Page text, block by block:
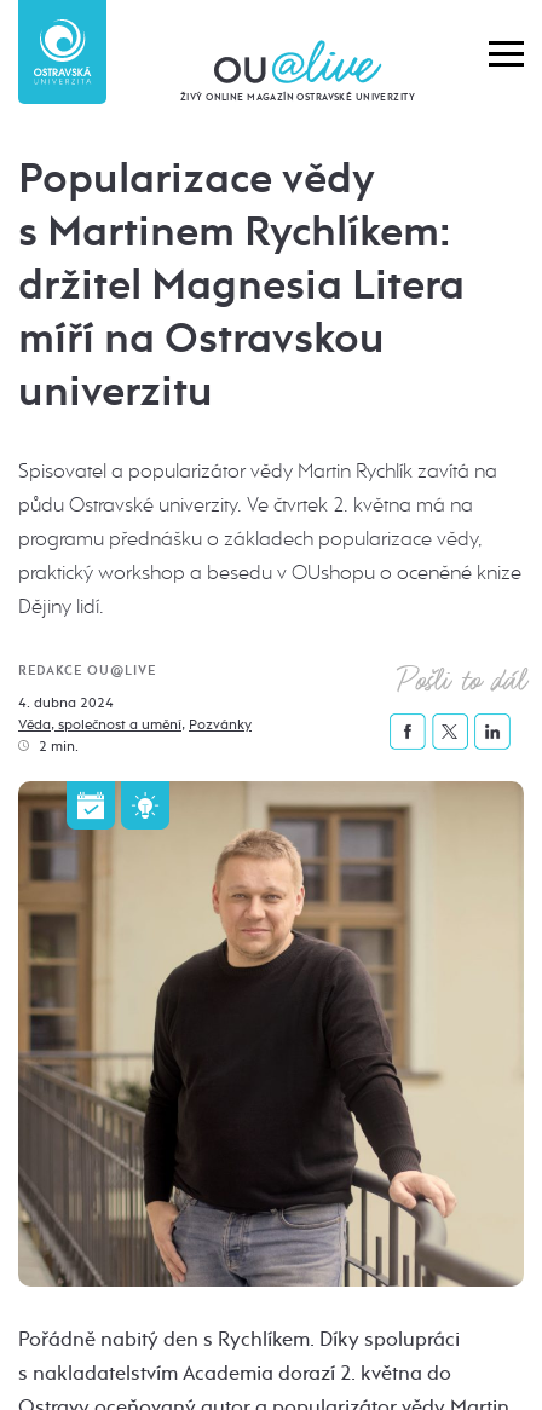
ŽIVÝ ONLINE MAGAZÍN OSTRAVSKÉ UNIVERZITY
Popularizace vědy
s Martinem Rychlíkem:
držitel Magnesia Litera
míří na Ostravskou
univerzitu
Spisovatel a popularizátor vědy Martin Rychlík zavítá na
půdu Ostravské univerzity. Ve čtvrtek 2. května má na
programu přednášku o základech popularizace vědy,
praktický workshop a besedu v OUshopu o oceněné knize
Dějiny lidí.
REDAKCE OU@LIVE
4. dubna 2024
Věda, společnost a umění, Pozvánky
2 min.
Pošli to dál
Pořádně nabitý den s Rychlíkem. Díky spolupráci
s nakladatelstvím Academia dorazí 2. května do